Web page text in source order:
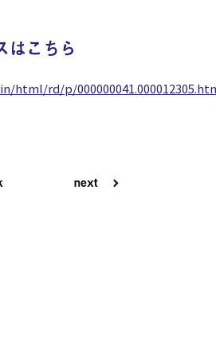
はこちら
html/rd/p/
next